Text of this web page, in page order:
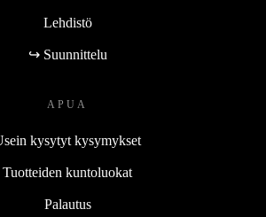
Lehdistö
↪ Suunnittelu
APUA
kysytyt kysymykset
Tuotteiden kuntoluokat
Palautus